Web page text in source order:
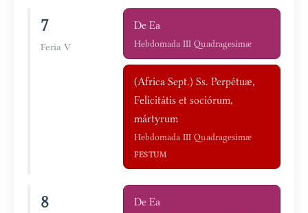
7
Feria V
De Ea
Hebdomada III Quadragesimæ
(Africa Sept.) Ss. Perpétuæ,
Felicitátis et sociórum,
mártyrum
Hebdomada III Quadragesimæ
FESTUM
8 De Ea